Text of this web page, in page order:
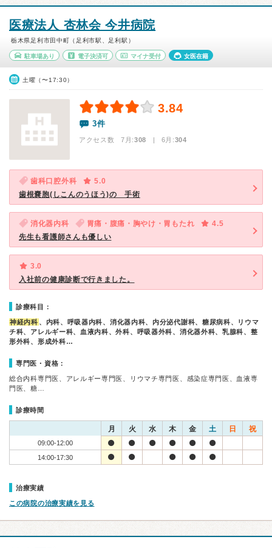
医療法人 杏林会 今井病院
栃木県足利市田中町（足利市駅、足利駅）
駐車場あり 電子決済可 マイナ受付 女医在籍
土曜（〜17:30）
3.84
3件
アクセス数 7月:308 | 6月:304
歯科口腔外科
5.0
歯根嚢胞(しこんのうほう)の 手術
消化器内科 胃痛・腹痛・胸やけ・胃もたれ
4.5
先生も看護師さんも優しい
3.0
入社前の健康診断で行きました。
診療科目：
神経内科 、内科、呼吸器内科、消化器内科、内分泌代謝科、糖尿病科、リウマ
チ科、アレルギー科、血液内科、外科、呼吸器外科、消化器外科、乳腺科、整
形外科、形成外科…
専門医・資格：
総合内科専門医、アレルギー専門医、リウマチ専門医、感染症専門医、血液専
門医、糖…
診療時間
月 火 水 木 金 土 日 祝
09:00-12:00
14:00-17:30
治療実績
この病院の治療実績を見る